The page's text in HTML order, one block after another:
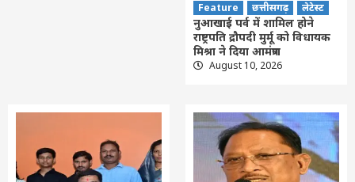
Feature छत्तीसगढ़ लेटेस्ट
नुआखाई पर्व में शामिल होने
राष्ट्रपति द्रौपदी मुर्मू को विधायक
मिश्रा ने दिया आमंत्रण
August 10, 2026